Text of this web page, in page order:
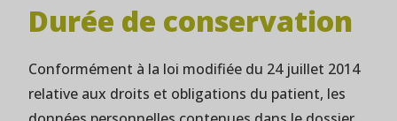
Durée de conservation
Conformément à la loi modifiée du 24 juillet 2014
relative aux droits et obligations du patient, les